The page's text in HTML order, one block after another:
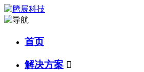
首页
解决方案 